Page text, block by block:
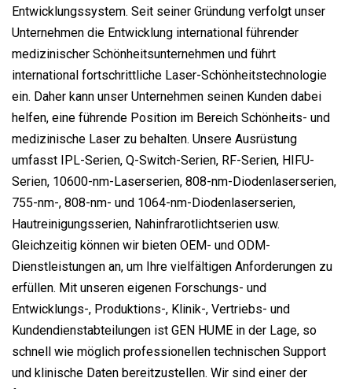
Entwicklungssystem. Seit seiner Gründung verfolgt unser
Unternehmen die Entwicklung international führender
medizinischer Schönheitsunternehmen und führt
international fortschrittliche Laser-Schönheitstechnologie
ein. Daher kann unser Unternehmen seinen Kunden dabei
helfen, eine führende Position im Bereich Schönheits- und
medizinische Laser zu behalten. Unsere Ausrüstung
umfasst IPL-Serien, Q-Switch-Serien, RF-Serien, HIFU-
Serien, 10600-nm-Laserserien, 808-nm-Diodenlaserserien,
755-nm-, 808-nm- und 1064-nm-Diodenlaserserien,
Hautreinigungsserien, Nahinfrarotlichtserien usw.
Gleichzeitig können wir bieten OEM- und ODM-
Dienstleistungen an, um Ihre vielfältigen Anforderungen zu
erfüllen. Mit unseren eigenen Forschungs- und
Entwicklungs-, Produktions-, Klinik-, Vertriebs- und
Kundendienstabteilungen ist GEN HUME in der Lage, so
schnell wie möglich professionellen technischen Support
und klinische Daten bereitzustellen. Wir sind einer der